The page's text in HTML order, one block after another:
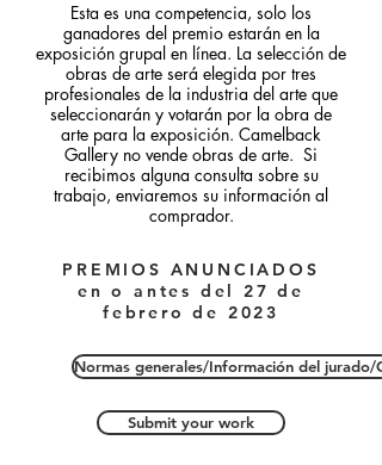
Esta es una competencia, solo los
ganadores del premio estarán en la
exposición grupal en línea. La selección de
obras de arte será elegida por tres
profesionales de la industria del arte que
seleccionarán y votarán por la obra de
arte para la exposición. Camelback
Gallery no vende obras de arte. Si
recibimos alguna consulta sobre su
trabajo, enviaremos su información al
comprador.
PREMIOS ANUNCIADOS
en o antes del 27 de
febrero de 2023
Normas generales/Información del jurado/
Submit your work